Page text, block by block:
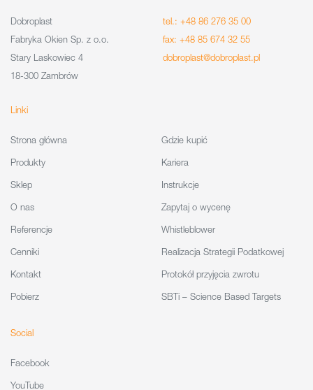
Dobroplast
Fabryka Okien Sp. z o.o.
Stary Laskowiec 4
18-300 Zambrów
tel.: +48 86 276 35 00
fax: +48 85 674 32 55
dobroplast@dobroplast.pl
Linki
Strona główna
Produkty
Sklep
O nas
Referencje
Cenniki
Kontakt
Pobierz
Gdzie kupić
Kariera
Instrukcje
Zapytaj o wycenę
Whistleblower
Realizacja Strategii Podatkowej
Protokół przyjęcia zwrotu
SBTi – Science Based Targets
Social
Facebook
YouTube